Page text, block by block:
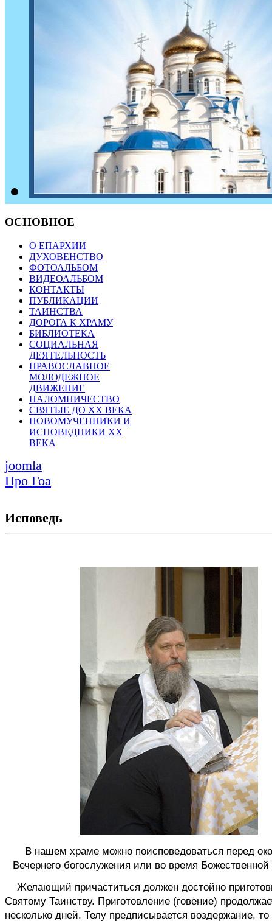
ОСНОВНОЕ
О ЕПАРХИИ
ДУХОВЕНСТВО
ФОТОАЛЬБОМ
ВИДЕОАЛЬБОМ
КОНТАКТЫ
ПУБЛИКАЦИИ
ТАИНСТВА
ДОРОГА К ХРАМУ
БИБЛИОТЕКА
СОЦИАЛЬНАЯ
ДЕЯТЕЛЬНОСТЬ
ПРАВОСЛАВНОЕ
МОЛОДЕЖНОЕ
ДВИЖЕНИЕ
ПАЛОМНИЧЕСТВО
СВЯТЫЕ ДО ХХ ВЕКА
НОВОМУЧЕННИКИ И
ИСПОВЕДНИКИ ХХ
ВЕКА
joomla
Про Гоа
Исповедь
В нашем храме можно поисповедоваться перед
Вечернего богослужения или во время
Желающий причаститься должен достойно
Святому Таинству. Приготовление (говение)
несколько дней. Телу предписывается воздержание, то